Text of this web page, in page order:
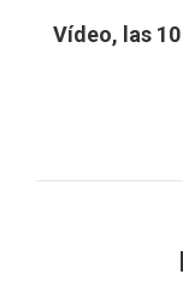
Vídeo, las